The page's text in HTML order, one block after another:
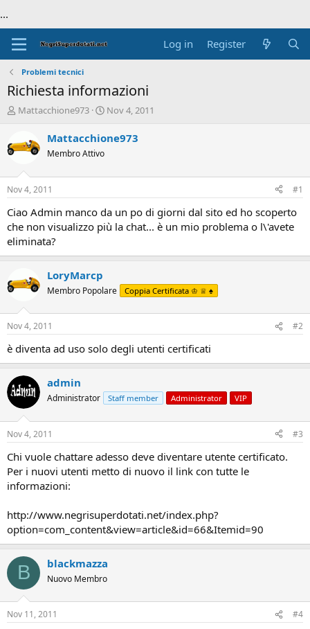
...
Log in Register
Problemi tecnici
Richiesta informazioni
T
e
d
t
a
t
e
r
Mattacchione973
S
a
t
e
Nov 4, 2011
Mattacchione973
Membro Attivo
Nov 4, 2011 #1
Ciao Admin manco da un po di giorni dal sito ed ho scoperto
che non visualizzo più la chat... è un mio problema o l\'avete
eliminata?
LoryMarcp
Membro Popolare Coppia Certificata ♔ ♕ ♠
Nov 4, 2011 #2
è diventa ad uso solo degli utenti certificati
admin
Administrator Staff member Administrator VIP
Nov 4, 2011 #3
Chi vuole chattare adesso deve diventare utente certificato.
Per i nuovi utenti metto di nuovo il link con tutte le
informazioni:
http://www.negrisuperdotati.net/index.php?
option=com_content&view=article&id=66&Itemid=90
B blackmazza
Nuovo Membro
Nov 11, 2011 #4